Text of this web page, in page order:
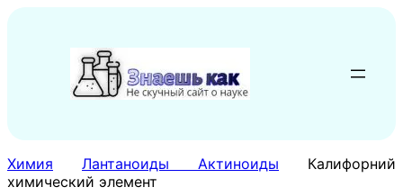
содержимому
Химия Лантаноиды Актиноиды
Калифорний
химический элемент